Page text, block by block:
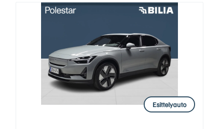
Esittelyauto